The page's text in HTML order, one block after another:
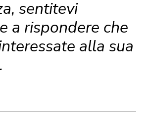
sentitevi
a rispondere che
alla sua